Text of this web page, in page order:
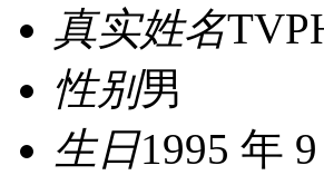
真实姓名
性别男
生日1995 年